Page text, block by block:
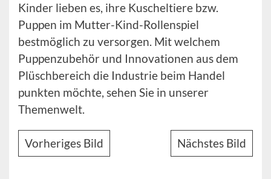
Kinder lieben es, ihre Kuscheltiere bzw.
Puppen im Mutter-Kind-Rollenspiel
bestmöglich zu versorgen. Mit welchem
Puppenzubehör und Innovationen aus dem
Plüschbereich die Industrie beim Handel
punkten möchte, sehen Sie in unserer
Themenwelt.
Vorheriges Bild Nächstes Bild